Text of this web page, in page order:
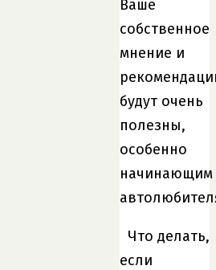
Ваше
собственное
мнение и
будут очень
полезны,
особенно
начинающим
Что делать,
если